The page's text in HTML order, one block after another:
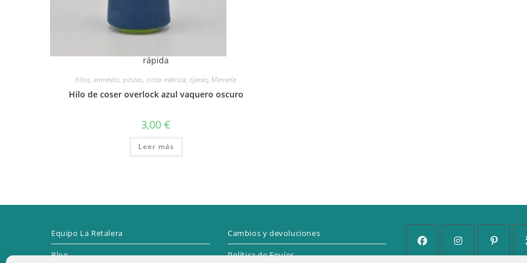
rápida
hilos, entretela, pinzas, cinta métrica, tijeras,Mercería
Hilo de coser overlock azul vaquero oscuro
3,00€
Leer más
Equipo La Retalera
Blog
Cambios y devoluciones
Política de Envíos